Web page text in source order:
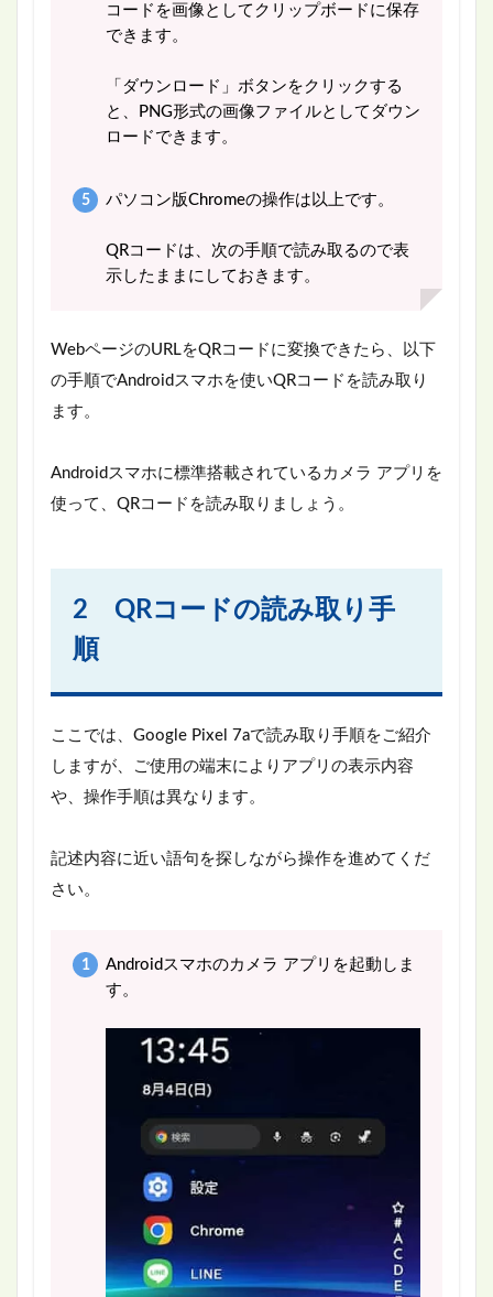
コードを画像としてクリップボードに保存
できます。
「ダウンロード」ボタンをクリックする
と、PNG形式の画像ファイルとしてダウン
ロードできます。
パソコン版Chromeの操作は以上です。
QRコードは、次の手順で読み取るので表
示したままにしておきます。
WebページのURLをQRコードに変換できたら、以下
の手順でAndroidスマホを使いQRコードを読み取り
ます。
Androidスマホに標準搭載されているカメラ アプリを
使って、QRコードを読み取りましょう。
2 QRコードの読み取り手
順
ここでは、Google Pixel 7aで読み取り手順をご紹介
しますが、ご使用の端末によりアプリの表示内容
や、操作手順は異なります。
記述内容に近い語句を探しながら操作を進めてくだ
さい。
Androidスマホのカメラ アプリを起動しま
す。